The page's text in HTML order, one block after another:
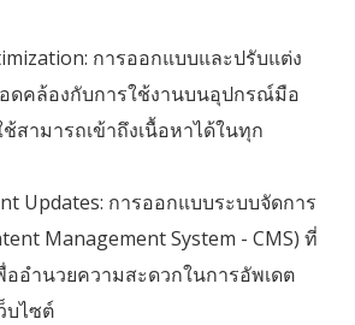
การออกแบบและปรับแต่ง
ดคล้องกับการใช้งานบนอุปกรณ์มือ
ช้สามารถเข้าถึงเนื้อหาได้ในทุก
Updates: การออกแบบระบบจัดการ
Management System - CMS) ที่
ออำนวยความสะดวกในการอัพเดต
บไซต์